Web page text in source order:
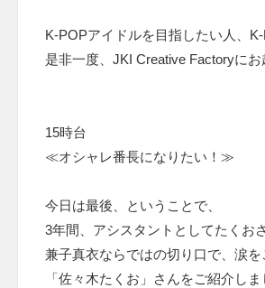
K-POPアイドルを目指したい人、
是非一度、JKI Creative Factoryにお
15時台
≪オシャレ番長になりたい！≫
今日は最後、ということで、
3年間、アシスタントとしてたくお
兼子真衣ならではの切り口で、涙を
「佐々木たくお」さんをご紹介しま